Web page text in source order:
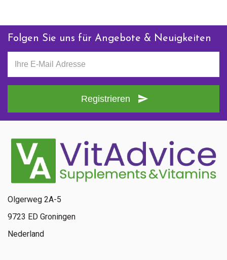
Folgen Sie uns für Angebote & Neuigkeiten
Registrieren
Olgerweg 2A-5
9723 ED Groningen
Nederland